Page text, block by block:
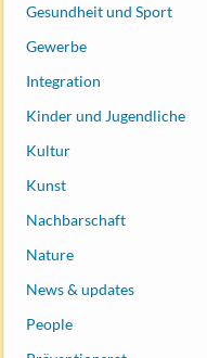
Gesundheit und Sport
Gewerbe
Integration
Kinder und Jugendliche
Kultur
Kunst
Nachbarschaft
Nature
News & updates
People